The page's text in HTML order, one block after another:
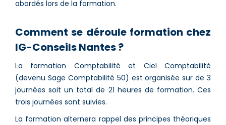
abordés lors de la formation.
Comment se déroule formation chez
IG-Conseils Nantes ?
La formation Comptabilité et Ciel Comptabilité
(devenu Sage Comptabilité 50) est organisée sur de 3
journées soit un total de 21 heures de formation. Ces
trois journées sont suivies.
La formation alternera rappel des principes théoriques